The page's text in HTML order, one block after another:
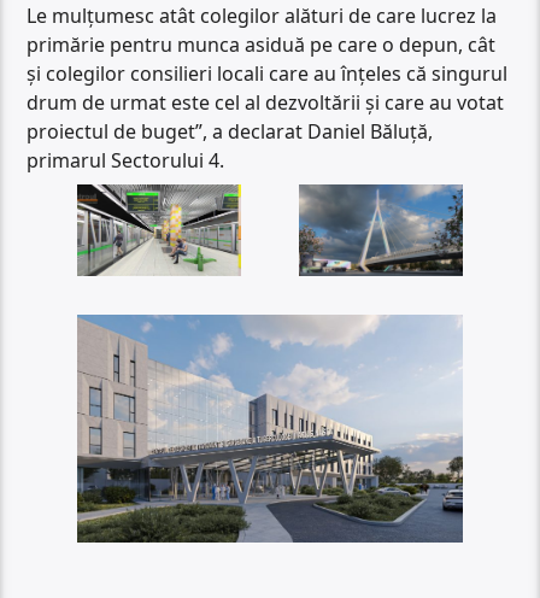
Le mulțumesc atât colegilor alături de care lucrez la
primărie pentru munca asiduă pe care o depun, cât
și colegilor consilieri locali care au înțeles că singurul
drum de urmat este cel al dezvoltării și care au votat
proiectul de buget”, a declarat Daniel Băluță,
primarul Sectorului 4.